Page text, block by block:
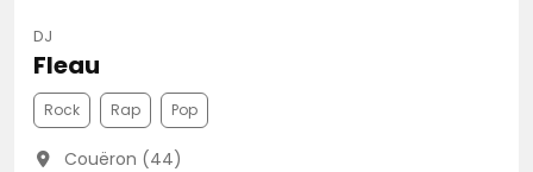
DJ
Fleau
Rock Rap Pop
Couëron (44)